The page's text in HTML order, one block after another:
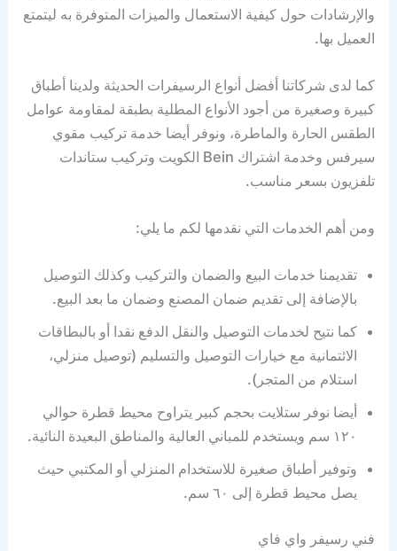
والإرشادات حول كيفية الاستعمال والميزات المتوفرة به ليتمتع
العميل بها.
كما لدى شركاتنا أفضل أنواع الرسيفرات الحديثة ولدينا أطباق
كبيرة وصغيرة من أجود الأنواع المطلية بطبقة لمقاومة عوامل
الطقس الحارة والماطرة، ونوفر أيضا خدمة تركيب مقوي
سيرفس وخدمة اشتراك Bein الكويت وتركيب ستاندات
تلفزيون بسعر مناسب.
ومن أهم الخدمات التي نقدمها لكم ما يلي:
تقديمنا خدمات البيع والضمان والتركيب وكذلك التوصيل
بالإضافة إلى تقديم ضمان المصنع وضمان ما بعد البيع.
كما نتيح لخدمات التوصيل والنقل الدفع نقدا أو بالبطاقات
الائتمانية مع خيارات التوصيل والتسليم (توصيل منزلي،
استلام من المتجر).
أيضا نوفر ستلايت بحجم كبير يتراوح محيط قطرة حوالي
١٢٠ سم ويستخدم للمباني العالية والمناطق البعيدة النائية.
وتوفير أطباق صغيرة للاستخدام المنزلي أو المكتبي حيث
يصل محيط قطرة إلى ٦٠ سم.
فني رسيفر واي فاي